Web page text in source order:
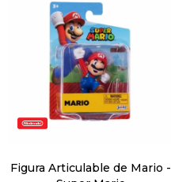
Figura Articulable de Mario -